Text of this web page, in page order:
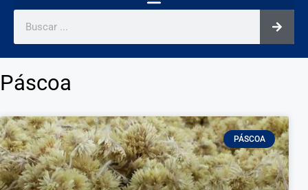
Páscoa
PÁSCOA